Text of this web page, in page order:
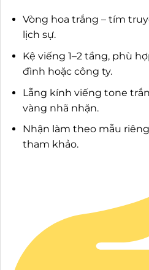
Vòng hoa trắng – tím
lịch sự.
Kệ viếng 1–2 tầng, phù
đình hoặc công ty.
Lẵng kính viếng tone
vàng nhã nhặn.
Nhận làm theo mẫu
tham khảo.